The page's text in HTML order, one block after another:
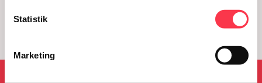
Statistik
Marketing